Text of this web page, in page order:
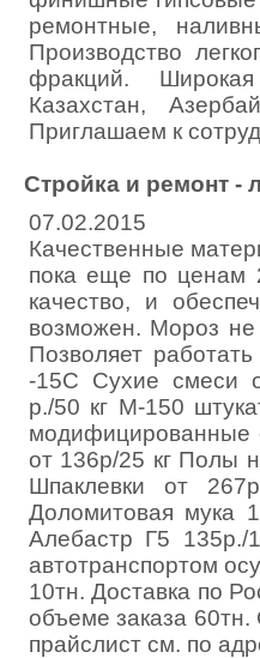
ремонтные,
Производство
фракций.
Казахстан,
Приглашаем к
Стройка и ремонт -
07.02.2015
Качественные
пока еще по ценам
качество, и
возможен. Мороз
Позволяет
-15С Сухие смеси
р./50 кг М-150
модифицированные
от 136р/25 кг Полы
Шпаклевки от
Доломитовая мука
Алебастр Г5 135р./
автотранспортом
10тн. Доставка по
объеме заказа
прайслист см. по